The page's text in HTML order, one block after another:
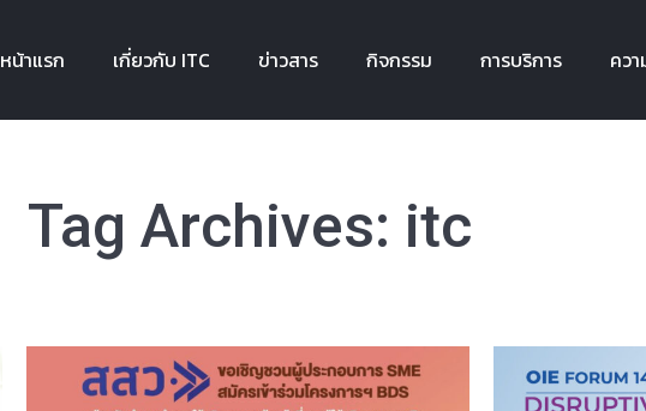
หน้าแรก เกี่ยวกับ ITC ข่าวสาร กิจกรรม การบริการ คว
Tag Archives: itc
เกี่ยวกับ ITC